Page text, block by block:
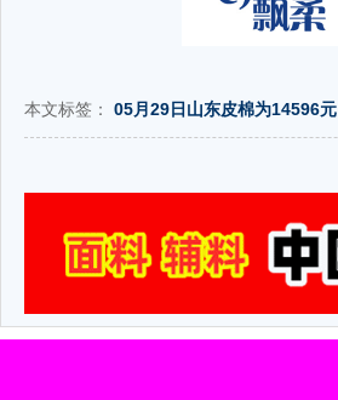
本文标签： 05月29日山东皮棉为14596元